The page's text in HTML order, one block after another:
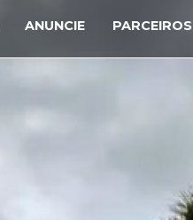
ANUNCIE PARCEIROS